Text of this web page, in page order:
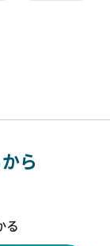
ら
る